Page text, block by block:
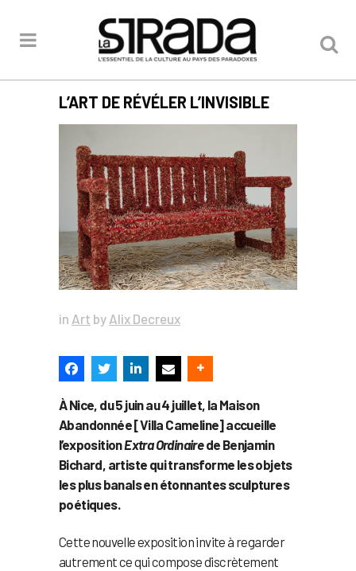
L’ART DE RÉVÉLER L’INVISIBLE
in Art by Alix Decreux
À Nice, du 5 juin au 4 juillet, la Maison
Abandonnée [Villa Cameline] accueille
l’expositionExtra Ordinairede Benjamin
Bichard, artiste qui transforme les objets
les plus banals en étonnantes sculptures
poétiques.
Cette nouvelle exposition invite à regarder
autrement ce qui compose discrètement